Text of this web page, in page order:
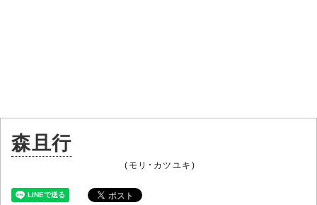
森且行
(モリ・カツユキ)